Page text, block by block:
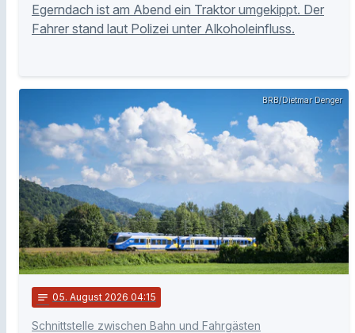
Egerndach ist am Abend ein Traktor umgekippt. Der
Fahrer stand laut Polizei unter Alkoholeinfluss.
BRB/Dietmar Denger
notes 05. August 2026 04:15
Schnittstelle zwischen Bahn und Fahrgästen